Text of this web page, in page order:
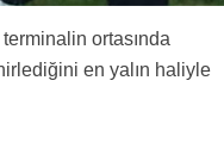
ortasında
en yalın haliyle